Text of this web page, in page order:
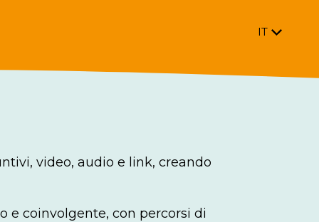
IT
video, audio e link, creando
e coinvolgente, con percorsi di